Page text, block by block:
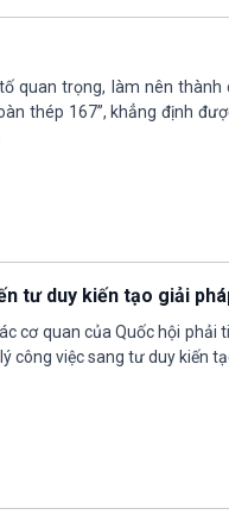
quan trọng, làm nên thành
thép 167”, khẳng định
tư duy kiến tạo giải
cơ quan của Quốc hội phải
công việc sang tư duy kiến